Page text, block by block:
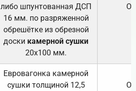
либо шпунтованная ДСП
16 мм. по разряженной
обрешётке из обрезной
доски камерной сушки
20х100 мм.
Евровагонка камерной
сушки толщиной 12,5